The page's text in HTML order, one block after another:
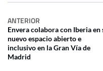
ANTERIOR
Envera colabora con Iberia en
nuevo espacio abierto e
inclusivo en la Gran Vía de
Madrid